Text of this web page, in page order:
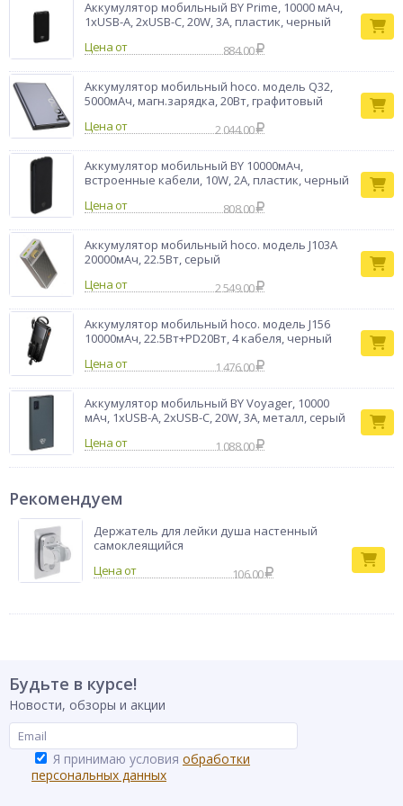
Аккумулятор мобильный BY Prime, 10000 мАч,
1xUSB-A, 2xUSB-C, 20W, 3A, пластик, черный
Цена от
884.00
Аккумулятор мобильный hoco. модель Q32,
5000мАч, магн.зарядка, 20Вт, графитовый
Цена от
2 044.00
Аккумулятор мобильный BY 10000мАч,
встроенные кабели, 10W, 2A, пластик, черный
Цена от
808.00
Аккумулятор мобильный hoco. модель J103A
20000мАч, 22.5Вт, серый
Цена от
2 549.00
Аккумулятор мобильный hoco. модель J156
10000мАч, 22.5Вт+PD20Вт, 4 кабеля, черный
Цена от
1 476.00
Аккумулятор мобильный BY Voyager, 10000
мАч, 1xUSB-A, 2xUSB-C, 20W, 3A, металл, серый
Цена от
1 088.00
Рекомендуем
Держатель для лейки душа настенный
самоклеящийся
106.00
Будьте в курсе!
Новости, обзоры и акции
Я принимаю условия обработки
персональных данных